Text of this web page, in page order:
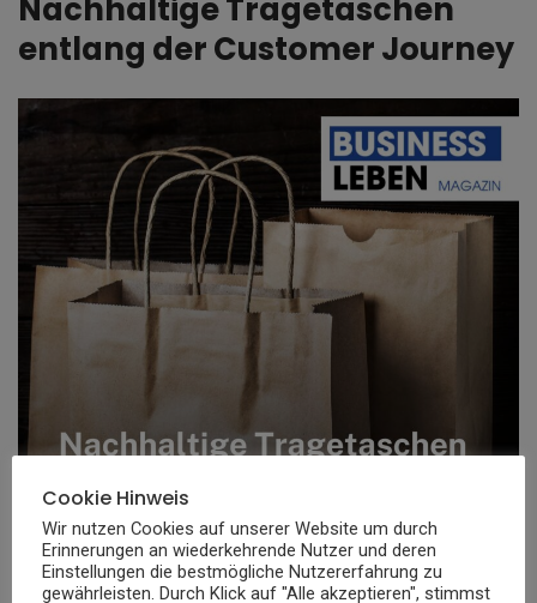
Nachhaltige Tragetaschen
entlang der Customer Journey
Cookie Hinweis
Wir nutzen Cookies auf unserer Website um durch
Erinnerungen an wiederkehrende Nutzer und deren
Einstellungen die bestmögliche Nutzererfahrung zu
gewährleisten. Durch Klick auf "Alle akzeptieren", stimmst